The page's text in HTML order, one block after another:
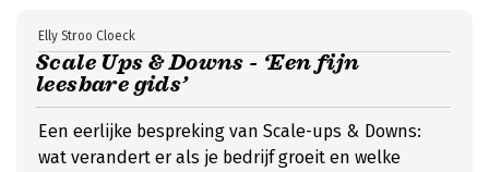
Scale Ups & Downs - ‘Een fijn
leesbare gids’
Elly Stroo Cloeck
Een eerlijke bespreking van Scale-ups & Downs:
wat verandert er als je bedrijf groeit en welke